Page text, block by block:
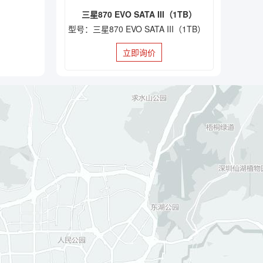
三星870 EVO SATA III（1TB）
型号：三星870 EVO SATA III（1TB）
立即询价